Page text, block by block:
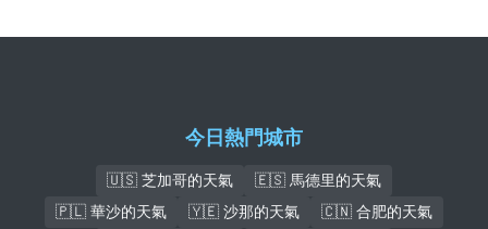
今日熱門城市
🇺🇸 芝加哥的天氣
🇪🇸 馬德里的天氣
🇵🇱 華沙的天氣
🇾🇪 沙那的天氣
🇨🇳 合肥的天氣